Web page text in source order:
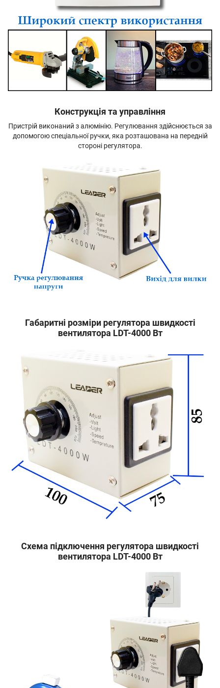
Конструкція та управління
Пристрій виконаний з алюмінію. Регулювання здійснюється за
допомогою спеціальної ручки, яка розташована на передній
стороні регулятора.
Габаритні розміри регулятора швидкості
вентилятора LDT-4000 Вт
Схема підключення регулятора швидкості
вентилятора LDT-4000 Вт